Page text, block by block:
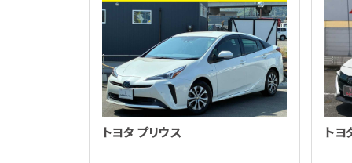
トヨタ プリウス トヨ